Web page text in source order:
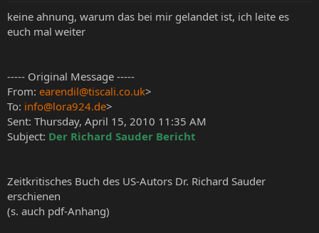
keine ahnung, warum das bei mir gelandet ist, ich leite es
euch mal weiter
----- Original Message -----
From: earendil@tiscali.co.uk>
To: info@lora924.de>
Sent: Thursday, April 15, 2010 11:35 AM
Subject: Der Richard Sauder Bericht
Zeitkritisches Buch des US-Autors Dr. Richard Sauder
erschienen
(s. auch pdf-Anhang)